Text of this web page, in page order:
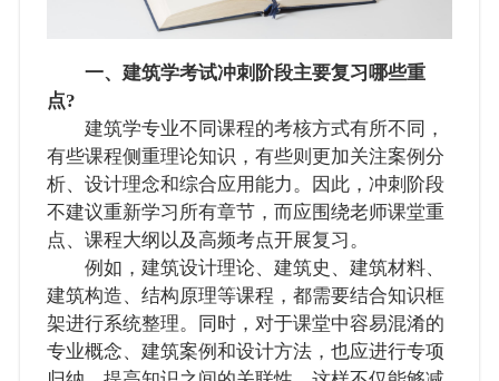
一、建筑学考试冲刺阶段主要复习哪些重
点?
建筑学专业不同课程的考核方式有所不同，
有些课程侧重理论知识，有些则更加关注案例分
析、设计理念和综合应用能力。因此，冲刺阶段
不建议重新学习所有章节，而应围绕老师课堂重
点、课程大纲以及高频考点开展复习。
例如，建筑设计理论、建筑史、建筑材料、
建筑构造、结构原理等课程，都需要结合知识框
架进行系统整理。同时，对于课堂中容易混淆的
专业概念、建筑案例和设计方法，也应进行专项